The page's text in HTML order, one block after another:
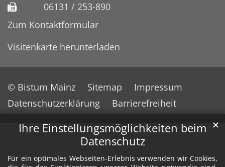
Ihre Einstellungsmöglichkeiten beim
Datenschutz
Für ein optimales Webseiten-Erlebnis verwenden wir Cookies,
✕
06131 / 253-890
Zum Kontaktformular
Visitenkarte herunterladen
© Bistum Mainz Sitemap
Impressum
Datenschutzerklärung
Barrierefreiheit